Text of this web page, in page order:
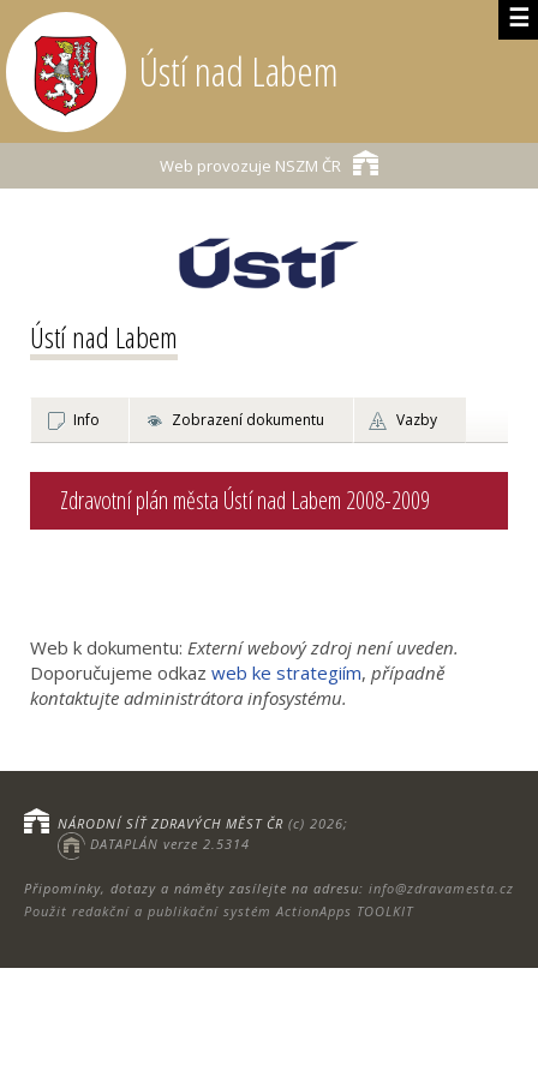
☰
Ústí nad Labem
Web provozuje NSZM ČR
Ústí nad Labem
Info Zobrazení dokumentu Vazby
Zdravotní plán města Ústí nad Labem 2008-2009
Web k dokumentu: Externí webový zdroj není uveden.
Doporučujeme odkaz web ke strategiím, případně
kontaktujte administrátora infosystému.
Připomínky, dotazy a náměty zasílejte na adresu: info@zdravamesta.cz
Použit redakční a publikační systém ActionApps TOOLKIT
NÁRODNÍ SÍŤ ZDRAVÝCH MĚST ČR (c) 2026;
DATAPLÁN verze 2.5314